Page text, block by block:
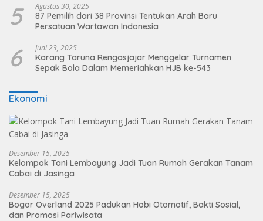
5 Agustus 30, 2025
87 Pemilih dari 38 Provinsi Tentukan Arah Baru
Persatuan Wartawan Indonesia
6 Juni 23, 2025
Karang Taruna Rengasjajar Menggelar Turnamen
Sepak Bola Dalam Memeriahkan HJB ke-543
Ekonomi
Desember 15, 2025
Kelompok Tani Lembayung Jadi Tuan Rumah Gerakan Tanam
Cabai di Jasinga
Desember 15, 2025
Bogor Overland 2025 Padukan Hobi Otomotif, Bakti Sosial,
dan Promosi Pariwisata